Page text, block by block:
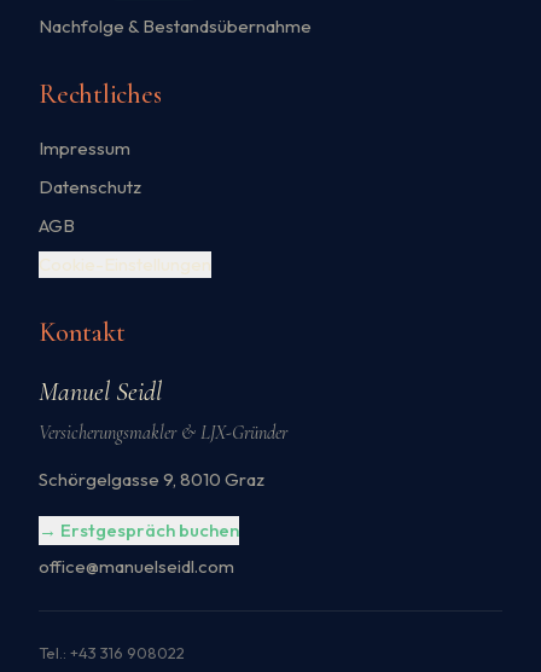
Nachfolge & Bestandsübernahme
Rechtliches
Impressum
Datenschutz
AGB
Cookie-Einstellungen
Kontakt
Manuel Seidl
Versicherungsmakler & LJX-Gründer
Schörgelgasse 9, 8010 Graz
→ Erstgespräch buchen
office@manuelseidl.com
Tel.: +43 316 908022